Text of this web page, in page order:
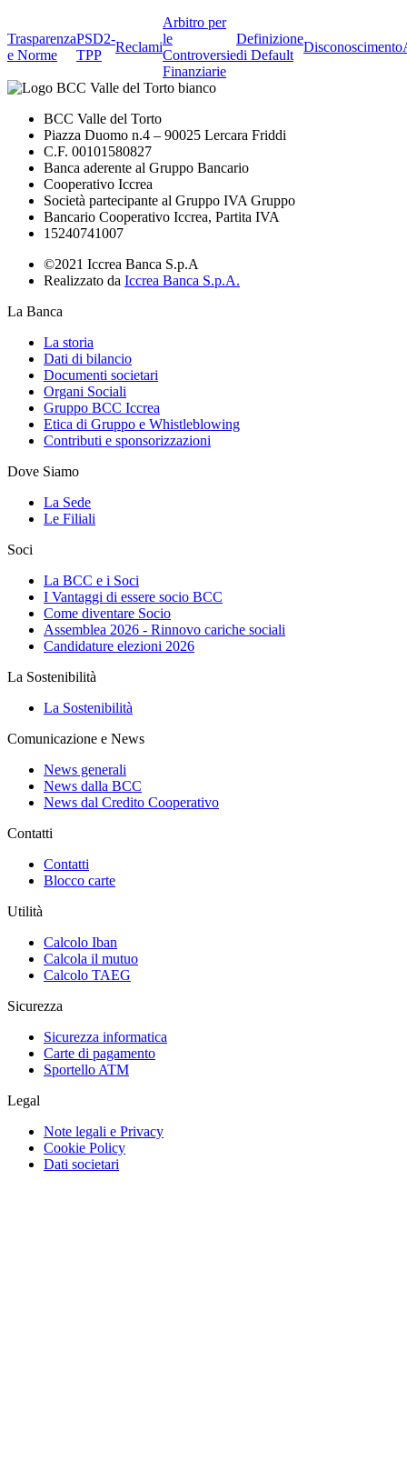
Trasparenza
e Norme
PSD2-
TPP
Reclami
Arbitro per
le
Controversie
Finanziarie
Definizione
di Default
Disconoscimento
BCC Valle del Torto
Piazza Duomo n.4 – 90025 Lercara Friddi
C.F. 00101580827
Banca aderente al Gruppo Bancario
Cooperativo Iccrea
Società partecipante al Gruppo IVA Gruppo
Bancario Cooperativo Iccrea, Partita IVA
15240741007
©2021 Iccrea Banca S.p.A
Realizzato da Iccrea Banca S.p.A.
La Banca
La storia
Dati di bilancio
Documenti societari
Organi Sociali
Gruppo BCC Iccrea
Etica di Gruppo e Whistleblowing
Contributi e sponsorizzazioni
Dove Siamo
La Sede
Le Filiali
Soci
La BCC e i Soci
I Vantaggi di essere socio BCC
Come diventare Socio
Assemblea 2026 - Rinnovo cariche sociali
Candidature elezioni 2026
La Sostenibilità
La Sostenibilità
Comunicazione e News
News generali
News dalla BCC
News dal Credito Cooperativo
Contatti
Contatti
Blocco carte
Utilità
Calcolo Iban
Calcola il mutuo
Calcolo TAEG
Sicurezza
Sicurezza informatica
Carte di pagamento
Sportello ATM
Legal
Note legali e Privacy
Cookie Policy
Dati societari